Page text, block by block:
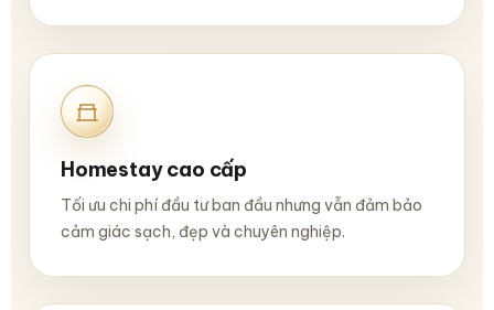
Homestay cao cấp
Tối ưu chi phí đầu tư ban đầu nhưng vẫn đảm bảo
cảm giác sạch, đẹp và chuyên nghiệp.